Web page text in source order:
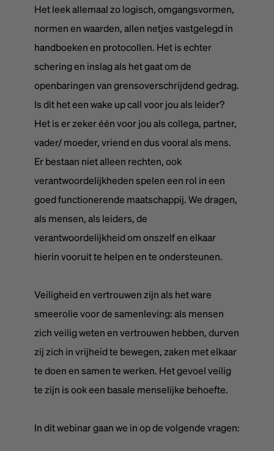
Het leek allemaal zo logisch, omgangsvormen,
normen en waarden, allen netjes vastgelegd in
handboeken en protocollen. Het is echter
schering en inslag als het gaat om de
openbaringen van grensoverschrijdend gedrag.
Is dit het een wake up call voor jou als leider?
Het is er zeker één voor jou als collega, partner,
vader/ moeder, vriend en dus vooral als mens.
Er bestaan niet alleen rechten, ook
verantwoordelijkheden spelen een rol in een
goed functionerende maatschappij. We dragen,
als mensen, als leiders, de
verantwoordelijkheid om onszelf en elkaar
hierin vooruit te helpen en te ondersteunen.
Veiligheid en vertrouwen zijn als het ware
smeerolie voor de samenleving: als mensen
zich veilig weten en vertrouwen hebben, durven
zij zich in vrijheid te bewegen, zaken met elkaar
te doen en samen te werken. Het gevoel veilig
te zijn is ook een basale menselijke behoefte.
In dit webinar gaan we in op de volgende vragen: